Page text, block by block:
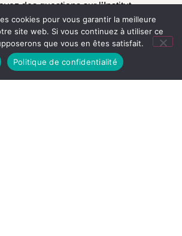
des questions sur l’Institut
pouvez compléter le formulaire,
par mail ou nous appeler. Nous
de vous renseigner le plus
rapidement possible.
l’établissement concerné :
cookies pour vous garantir la meilleure
site web. Si vous continuez à utiliser ce
que vous en êtes satisfait.
Politique de confidentialité